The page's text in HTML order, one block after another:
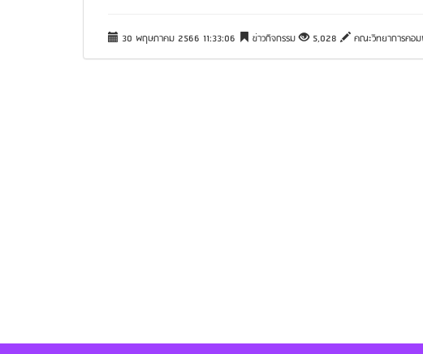
30 พฤษภาคม 2566 11:33:06 ข่าวกิจกรรม 5,028 คณะวิทยาการคอม